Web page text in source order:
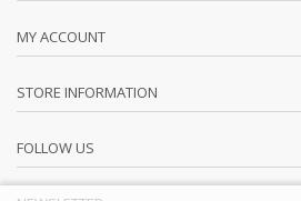
MY ACCOUNT
STORE INFORMATION
FOLLOW US